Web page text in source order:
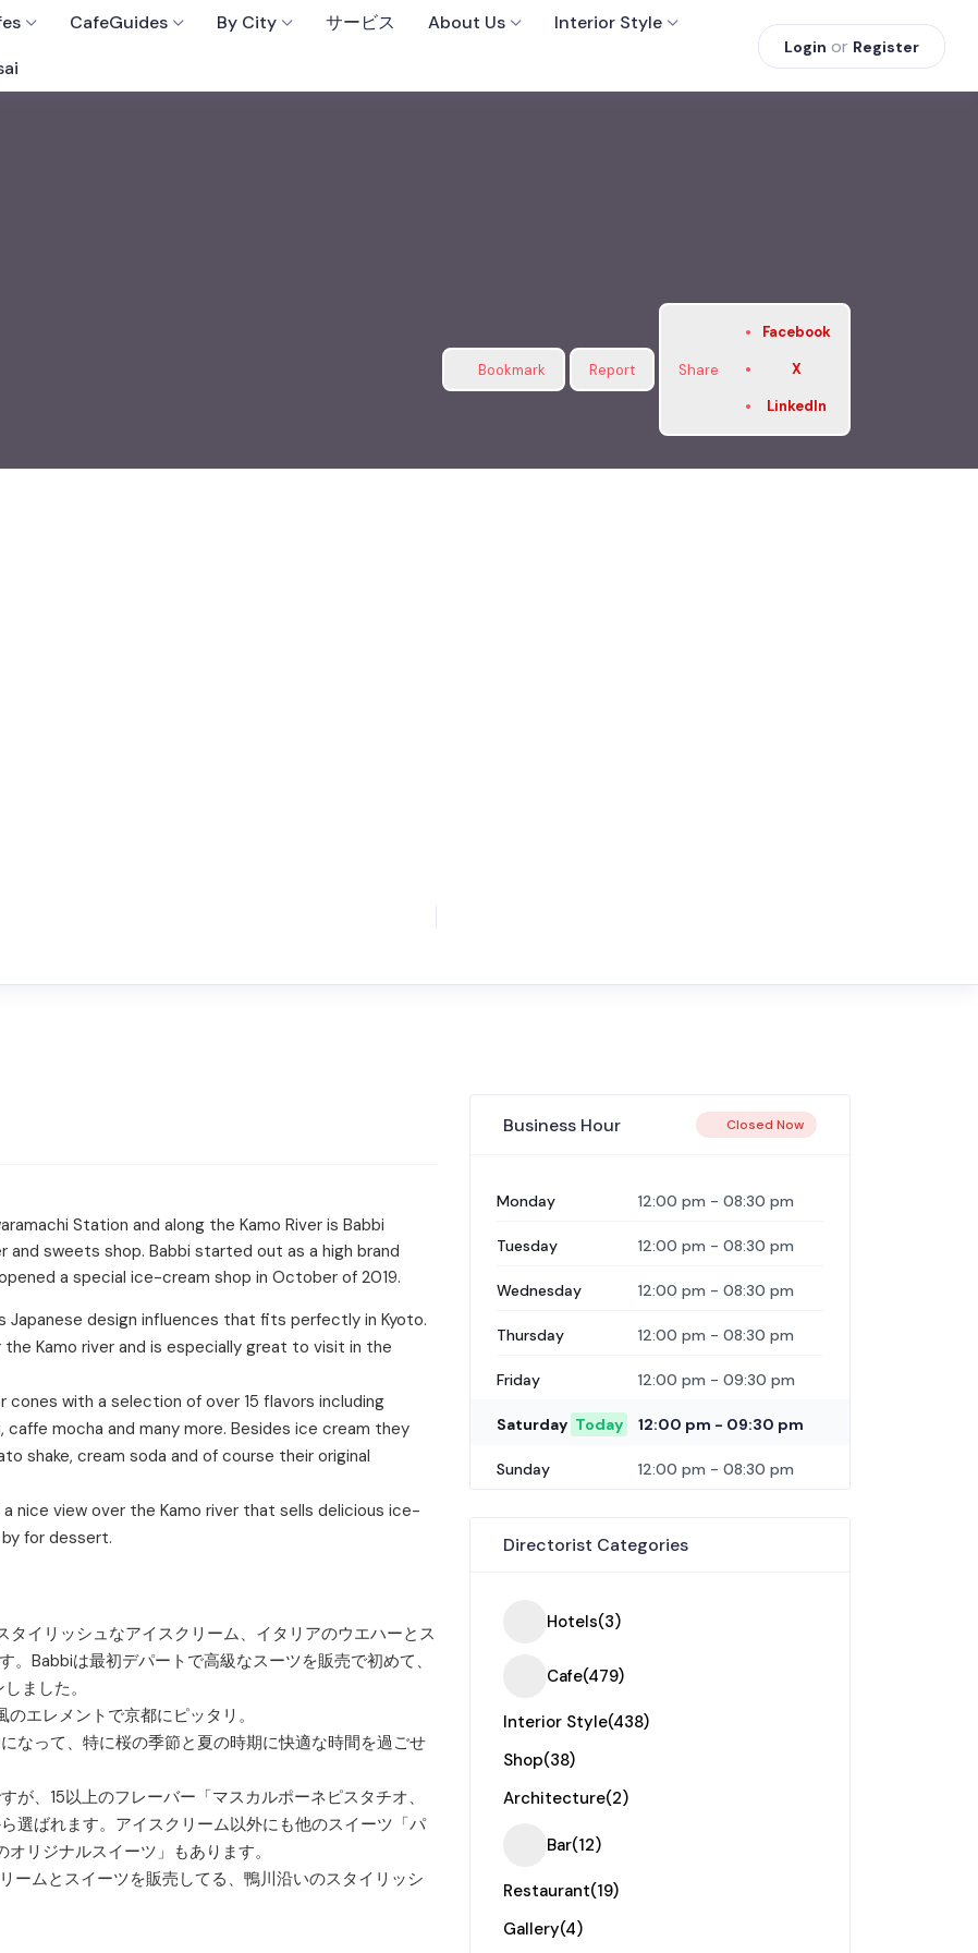
CafeGuides By City サービス About Us
Interior Style
Login or Register
Bookmark Report Share
Facebook
X
LinkedIn
Station and along the Kamo River is Babbi
and sweets shop. Babbi started out as a high brand
a special ice-cream shop in October of 2019.
Japanese design influences that fits perfectly in Kyoto.
Kamo river and is especially great to visit in the
cones with a selection of over 15 flavors including
mocha and many more. Besides ice cream they
shake, cream soda and of course their original
nice view over the Kamo river that sells delicious ice-
for dessert.
イリッシュなアイスクリーム、イタリアのウエハーとス
Babbiは最初デパートで高級なスーツを販売で初めて、
ました。
エレメントで京都にピッタリ。
なって、特に桜の季節と夏の時期に快適な時間を過ごせ
、15以上のフレーバー「マスカルポーネピスタチオ、
選ばれます。アイスクリーム以外にも他のスイーツ「パ
リジナルスイーツ」もあります。
ームとスイーツを販売してる、鴨川沿いのスタイリッシ
Business Hour Closed Now
Monday 12:00 pm - 08:30 pm
Tuesday 12:00 pm - 08:30 pm
Wednesday 12:00 pm - 08:30 pm
Thursday 12:00 pm - 08:30 pm
Friday 12:00 pm - 09:30 pm
Saturday Today 12:00 pm - 09:30 pm
Sunday 12:00 pm - 08:30 pm
Directorist Categories
Hotels(3)
Cafe(479)
Interior Style(438)
Shop(38)
Architecture(2)
Bar(12)
Restaurant(19)
Gallery(4)